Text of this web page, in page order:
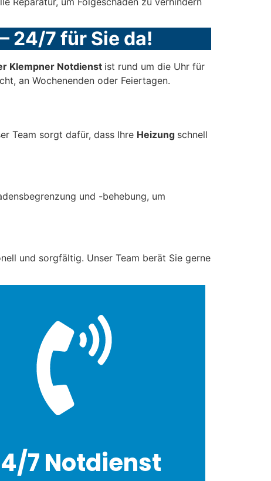
– 24/7 für Sie da!
Klempner Notdienst ist rund um die Uhr für
an Wochenenden oder Feiertagen.
Team sorgt dafür, dass Ihre Heizung schnell
und -behebung, um
und sorgfältig. Unser Team berät Sie gerne
7 Notdienst